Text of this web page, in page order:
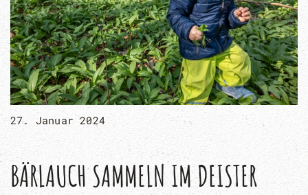
27. Januar 2024
BÄRLAUCH SAMMELN IM DEISTER